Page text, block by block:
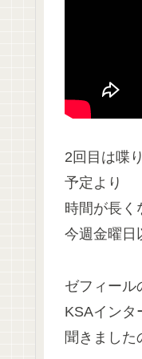
2回目は喋
予定より
時間が長く
今週金曜日
ゼフィール
KSAインタ
聞きました